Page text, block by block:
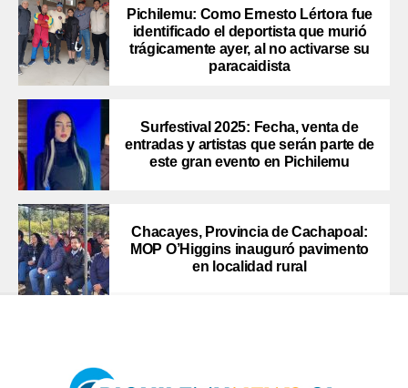
Pichilemu: Como Ernesto Lértora fue
identificado el deportista que murió
trágicamente ayer, al no activarse su
paracaidista
Surfestival 2025: Fecha, venta de
entradas y artistas que serán parte de
este gran evento en Pichilemu
Chacayes, Provincia de Cachapoal:
MOP O’Higgins inauguró pavimento
en localidad rural